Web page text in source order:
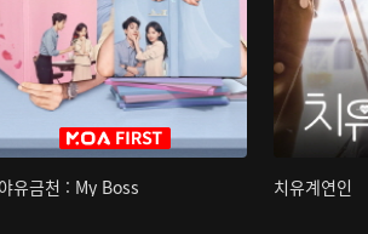
유금천 : My Boss 치유계연인